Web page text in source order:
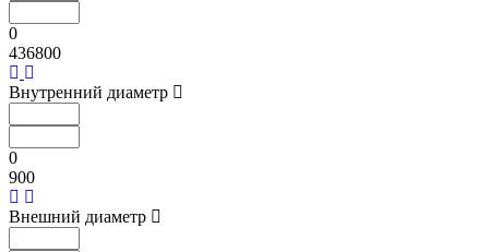
0
436800
Внутренний диаметр
0
900
Внешний диаметр